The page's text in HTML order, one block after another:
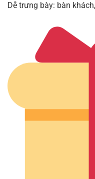
Dễ trưng bày: bàn